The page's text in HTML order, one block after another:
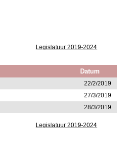
Legislatuur 2019-2024
Datum
22/2/2019
27/3/2019
28/3/2019
Legislatuur 2019-2024